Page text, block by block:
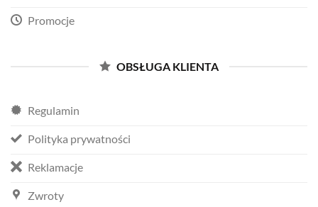
Promocje
OBSŁUGA KLIENTA
Regulamin
Polityka prywatności
Reklamacje
Zwroty